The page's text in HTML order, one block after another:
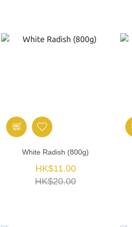
White Radish (800g)
HK$11.00
HK$20.00